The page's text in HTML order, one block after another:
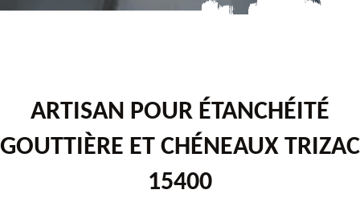
ARTISAN POUR ÉTANCHÉITÉ
GOUTTIÈRE ET CHÉNEAUX TRIZAC
15400